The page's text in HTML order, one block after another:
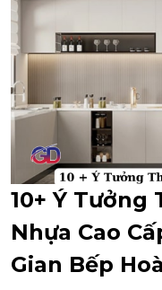
10+ Ý Tưởng
Nhựa Cao
Gian Bếp